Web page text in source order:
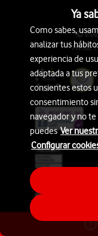
©
Avda.
Ya
Como sabes,
analizar tus
experiencia de
adaptada a tus
consientes estos
consentimiento
navegador y no
puedesVer
Configurar